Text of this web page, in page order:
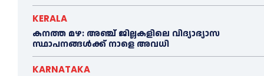
KERALA
കനത്ത മഴ: അഞ്ച് ജില്ലകളിലെ വിദ്യാഭ്യാസ
സ്ഥാപനങ്ങൾക്ക് നാളെ അവധി
KARNATAKA